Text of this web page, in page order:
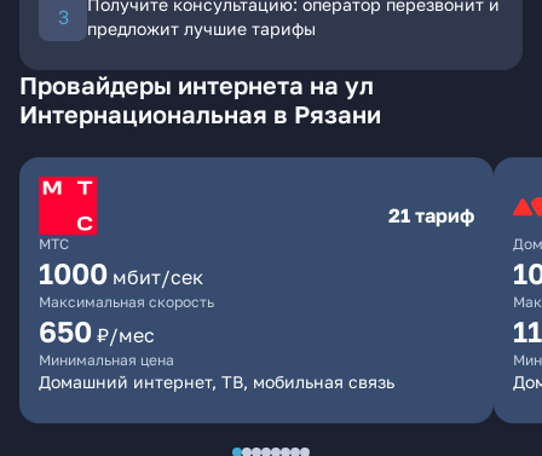
Получите консультацию: оператор перезвонит и
предложит лучшие тарифы
Провайдеры интернета на ул
Интернациональная в Рязани
МТС
21 тариф
1000 мбит/сек
Максимальная скорость
650 ₽/мес
Минимальная цена
Домашний интернет, ТВ, мобильная связь